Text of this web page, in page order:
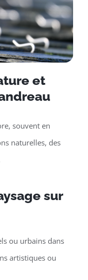
et
souvent en
naturelles, des
sur
ou urbains dans
artistiques ou